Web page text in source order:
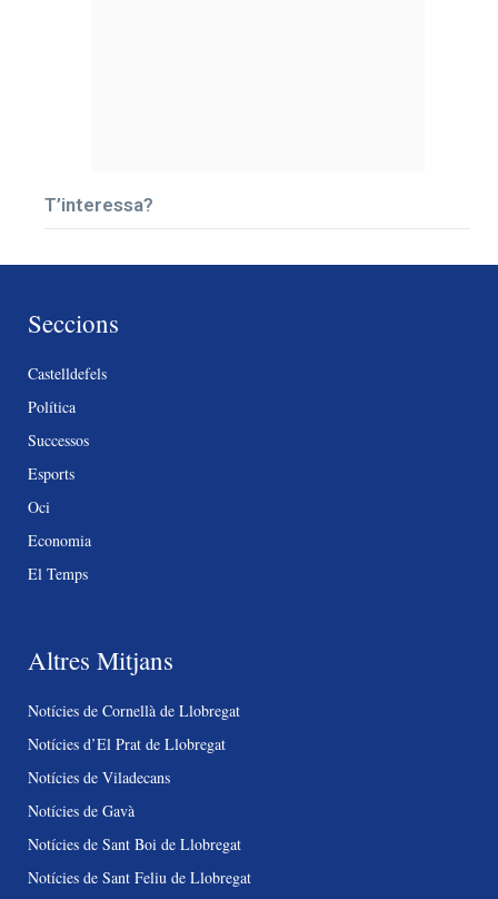
T’interessa?
Seccions
Castelldefels
Política
Successos
Esports
Oci
Economia
El Temps
Altres Mitjans
Notícies de Cornellà de Llobregat
Notícies d’El Prat de Llobregat
Notícies de Viladecans
Notícies de Gavà
Notícies de Sant Boi de Llobregat
Notícies de Sant Feliu de Llobregat